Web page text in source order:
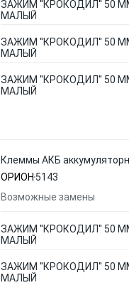
ЗАЖИМ ''КРОКОДИЛ'' 50
МАЛЫЙ
ЗАЖИМ ''КРОКОДИЛ'' 50
МАЛЫЙ
ЗАЖИМ ''КРОКОДИЛ'' 50
МАЛЫЙ
Клеммы АКБ
ОРИОН 5143
Возможные замены
ЗАЖИМ ''КРОКОДИЛ'' 50
МАЛЫЙ
ЗАЖИМ ''КРОКОДИЛ'' 50
МАЛЫЙ